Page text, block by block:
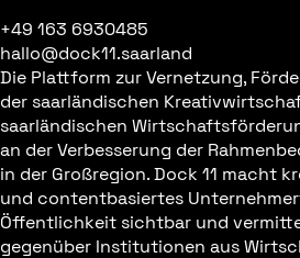
+49 163 6930485
hallo@dock11.saarland
Die Plattform zur Vernetzung,
der saarländischen
saarländischen
an der Verbesserung der
in der Großregion. Dock 11 macht
und contentbasiertes
Öffentlichkeit sichtbar und
gegenüber Institutionen aus